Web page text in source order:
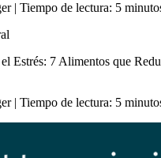
| Tiempo de lectura: 5
Estrés: 7 Alimentos que
| Tiempo de lectura: 5